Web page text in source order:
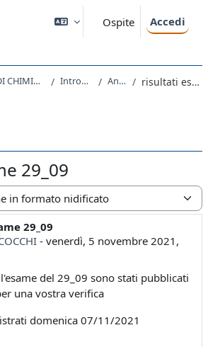
Ospite Accedi
193SM - LABORATORIO DI CHIMICA E BIOCHIMICA 2020 Introduzione Annunci risultati esame 29_09
29_09
29_09
- venerdì, 5 novembre 2021,
0
del 29_09 sono stati pubblicati
una vostra verifica
domenica 07/11/2021